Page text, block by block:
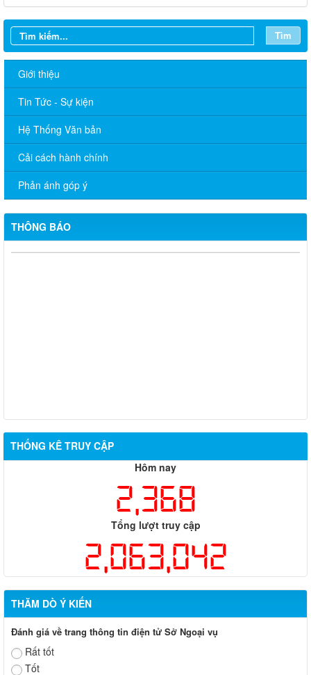
Tìm
Giới thiệu
Tin Tức - Sự kiện
Hệ Thống Văn bản
Cải cách hành chính
Phản ánh góp ý
THÔNG BÁO
THỐNG KÊ TRUY CẬP
Hôm nay
2,368
Tổng lượt truy cập
2,063,042
THĂM DÒ Ý KIẾN
Đánh giá về trang thông tin điện tử Sở Ngoại vụ
Rất tốt
Tốt